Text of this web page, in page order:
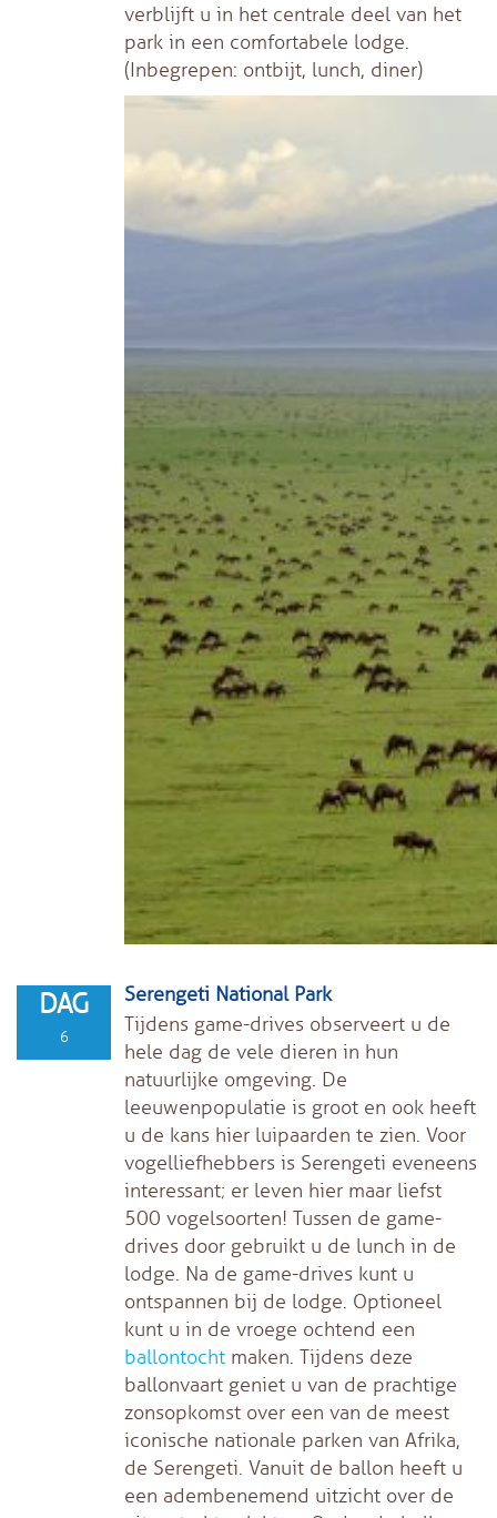
verblijft u in het centrale deel van het
park in een comfortabele lodge.
(Inbegrepen: ontbijt, lunch, diner)
DAG
6
Serengeti National Park
Tijdens game-drives observeert u de
hele dag de vele dieren in hun
natuurlijke omgeving. De
leeuwenpopulatie is groot en ook heeft
u de kans hier luipaarden te zien. Voor
vogelliefhebbers is Serengeti eveneens
interessant; er leven hier maar liefst
500 vogelsoorten! Tussen de game-
drives door gebruikt u de lunch in de
lodge. Na de game-drives kunt u
ontspannen bij de lodge. Optioneel
kunt u in de vroege ochtend een
ballontocht maken. Tijdens deze
ballonvaart geniet u van de prachtige
zonsopkomst over een van de meest
iconische nationale parken van Afrika,
de Serengeti. Vanuit de ballon heeft u
een adembenemend uitzicht over de